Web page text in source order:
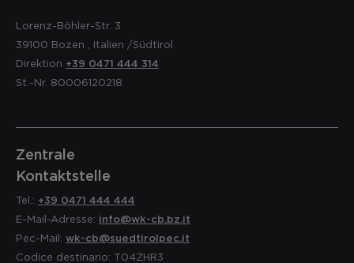
Lorenz-Böhler-Str. 3
39100 Bozen Italien /Südtirol
Direktion +39 0471 444 314
St.-Nr. 80006120218
Zentrale
Kontaktstelle
Tel.: +39 0471 444 444
E-Mail-Adresse: info@wk-cb.bz.it
Pec-Mail: wk-cb@suedtirolpec.it
Codice destinario: T04ZHR3